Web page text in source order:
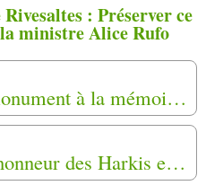
: Préserver ce
ministre Alice Rufo
Lot-et-Garonne : le monument à la mémoire des harkis sera remis en état à Bias (47)
Photos Colloque en l'honneur des Harkis et leurs familles à Saint-Maximin (83)